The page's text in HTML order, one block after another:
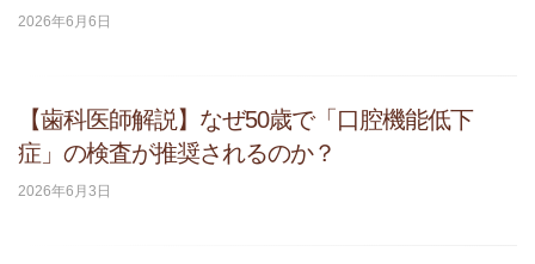
2026年6月6日
【歯科医師解説】なぜ50歳で「口腔機能低下
症」の検査が推奨されるのか？
2026年6月3日